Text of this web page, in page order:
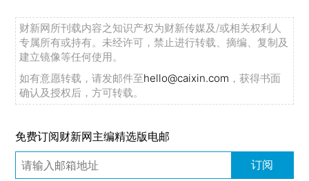
财新网所刊载内容之知识产权为财新传媒及/或相关权利人
专属所有或持有。未经许可，禁止进行转载、摘编、复制及
建立镜像等任何使用。
如有意愿转载，请发邮件至hello@caixin.com ，获得书面
确认及授权后，方可转载。
免费订阅财新网主编精选版电邮
订阅